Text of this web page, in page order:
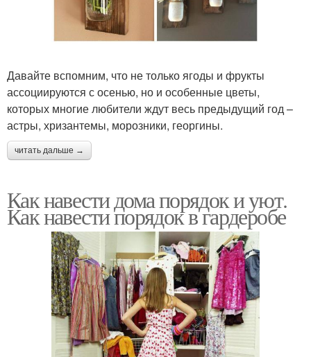
Давайте вспомним, что не только ягоды и фрукты
ассоциируются с осенью, но и особенные цветы,
которых многие любители ждут весь предыдущий год –
астры, хризантемы, морозники, георгины.
читать дальше →
Как навести дома порядок и уют.
Как навести порядок в гардеробе